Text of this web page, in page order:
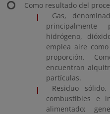
Como resultado del
Gas,
hidrógeno,
emplea aire
proporción.
encuentran
partículas.
Residuo
combustibles e
alimentado;